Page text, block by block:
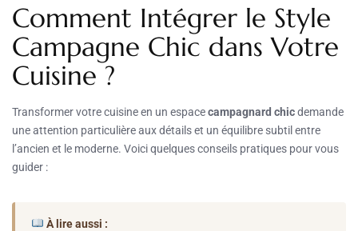
Comment Intégrer le Style
Campagne Chic dans Votre
Cuisine ?
Transformer votre cuisine en un espacecampagnard chicdemande
une attention particulière aux détails et un équilibre subtil entre
l’ancien et le moderne. Voici quelques conseils pratiques pour vous
guider :
À lire aussi :